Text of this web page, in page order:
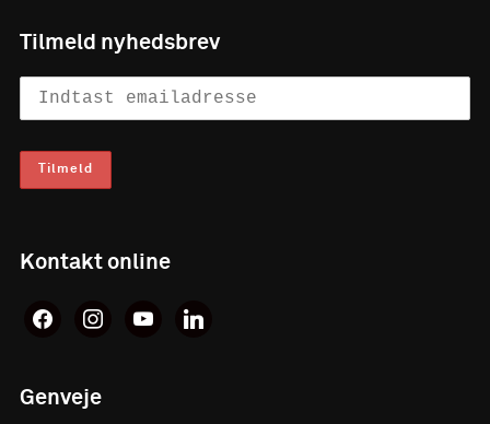
Tilmeld nyhedsbrev
Kontakt online
facebookinstagramyoutubelinkedin
Genveje